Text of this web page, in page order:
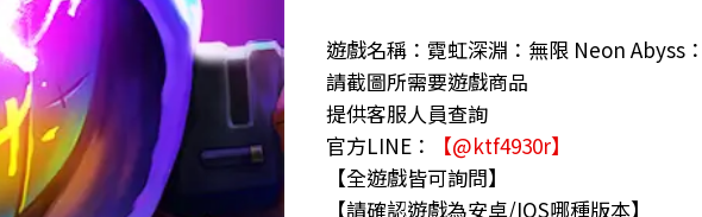
遊戲名稱：霓虹深淵：無限 Neon Abyss
請截圖所需要遊戲商品
提供客服人員查詢
官方LINE：
【@ktf4930r】
【全遊戲皆可詢問】
【請確認遊戲為安卓/IOS哪種版本】